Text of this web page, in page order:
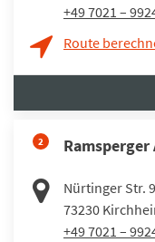
+49 7021 –
Route
2 Ramsperger
Nürtinger Str.
73230
+49 7021 –